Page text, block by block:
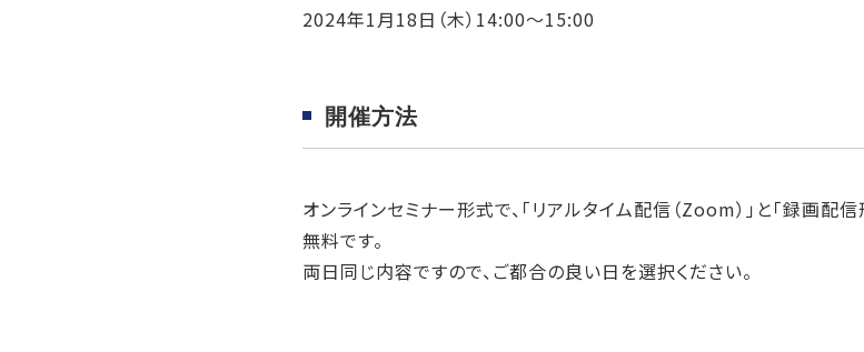
2024年1月18日（木）14:00〜15:00
開催方法
オンラインセミナー形式で、「リアルタイム配信（Zoom）」と「録画配
無料です。
両日同じ内容ですので、ご都合の良い日を選択ください。